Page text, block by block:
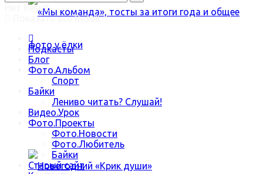
«Мы команда», тосты за итоги года и общее
фото у ёлки
Нет Result
Показать все Result
Подкасты
Блог
Фото.Альбом
Спорт
Байки
Лениво читать? Слушай!
Видео.Урок
Фото.Проекты
Фото.Новости
Фото.Любитель
Байки
Старый сайт